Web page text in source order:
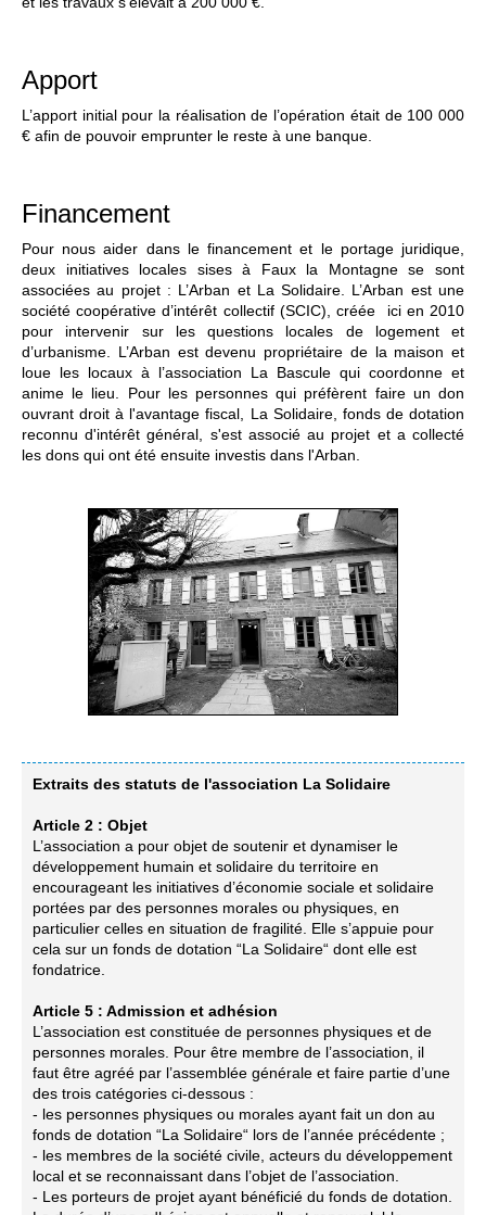
Apport
L’apport initial pour la réalisation de l’opération était de 100 000
€ afin de pouvoir emprunter le reste à une banque.
Financement
Pour nous aider dans le financement et le portage juridique,
deux initiatives locales sises à Faux la Montagne se sont
associées au projet : L’Arban et La Solidaire. L’Arban est une
société coopérative d’intérêt collectif (SCIC), créée ici en 2010
pour intervenir sur les questions locales de logement et
d’urbanisme. L’Arban est devenu propriétaire de la maison et
loue les locaux à l’association La Bascule qui coordonne et
anime le lieu. Pour les personnes qui préfèrent faire un don
ouvrant droit à l'avantage fiscal, La Solidaire, fonds de dotation
reconnu d'intérêt général, s'est associé au projet et a collecté
les dons qui ont été ensuite investis dans l'Arban.
Extraits des statuts de l'association La Solidaire
Article 2 : Objet
L’association a pour objet de soutenir et dynamiser le
développement humain et solidaire du territoire en
encourageant les initiatives d’économie sociale et solidaire
portées par des personnes morales ou physiques, en
particulier celles en situation de fragilité. Elle s’appuie pour
cela sur un fonds de dotation “La Solidaire“ dont elle est
fondatrice.
Article 5 : Admission et adhésion
L’association est constituée de personnes physiques et de
personnes morales. Pour être membre de l’association, il
faut être agréé par l’assemblée générale et faire partie d’une
des trois catégories ci-dessous :
- les personnes physiques ou morales ayant fait un don au
fonds de dotation “La Solidaire“ lors de l’année précédente ;
- les membres de la société civile, acteurs du développement
local et se reconnaissant dans l’objet de l’association.
- Les porteurs de projet ayant bénéficié du fonds de dotation.